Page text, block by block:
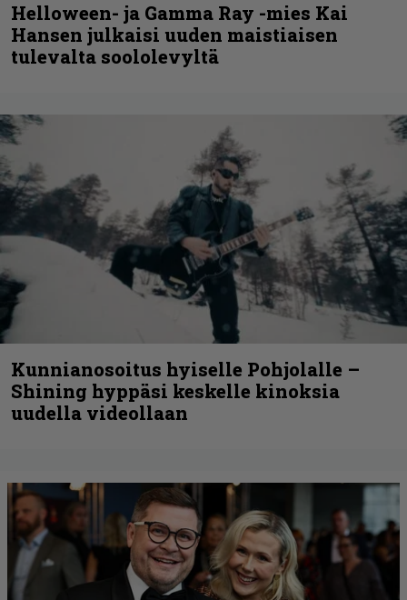
Helloween- ja Gamma Ray -mies Kai
Hansen julkaisi uuden maistiaisen
tulevalta soololevyltä
Kunnianosoitus hyiselle Pohjolalle –
Shining hyppäsi keskelle kinoksia
uudella videollaan